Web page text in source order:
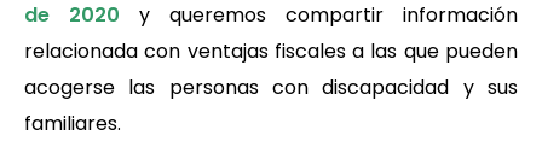
de 2020 y queremos compartir información
relacionada con ventajas fiscales a las que pueden
acogerse las personas con discapacidad y sus
familiares.